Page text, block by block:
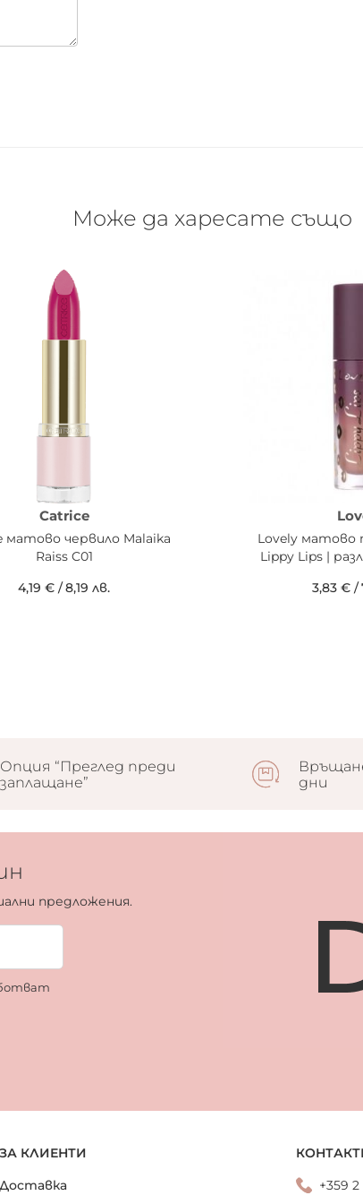
Може да харесате също
Catrice
матово червило Malaika
Raiss C01
4,19 € /8,19 лв.
Lovely матово
Lippy Lips |
3,83 € /
Опция “Преглед преди
заплащане”
дни
предложения.
ЗА КЛИЕНТИ
Доставка
+359